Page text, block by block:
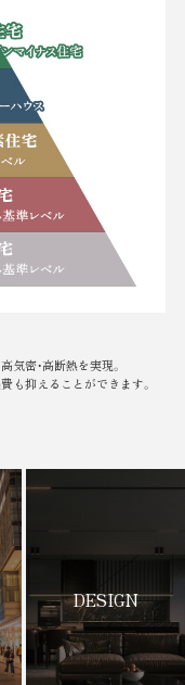
密・高断熱を実現。
も抑えることができます。
DESIGN